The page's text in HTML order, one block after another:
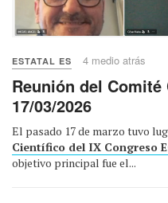
ESTATAL ES 4 medio atrás
Reunión del
17/03/2026
El pasado 17 de marzo tuvo
Científico del IX Congreso
objetivo principal fue el...